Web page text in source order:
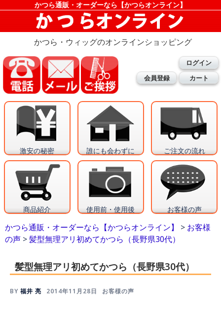
かつら通販・オーダーなら【かつらオンライン】
かつら・ウィッグのオンラインショッピング
ログイン
会員登録
カート
激安の秘密 誰にも会わずに ご注文の流れ
商品紹介 使用前・使用後 お客様の声
かつら通販・オーダーなら【かつらオンライン】 > お客様
の声 >髪型無理アリ初めてかつら（長野県30代）
髪型無理アリ初めてかつら（長野県30代）
BY 福井 亮 2014年11月28日 お客様の声